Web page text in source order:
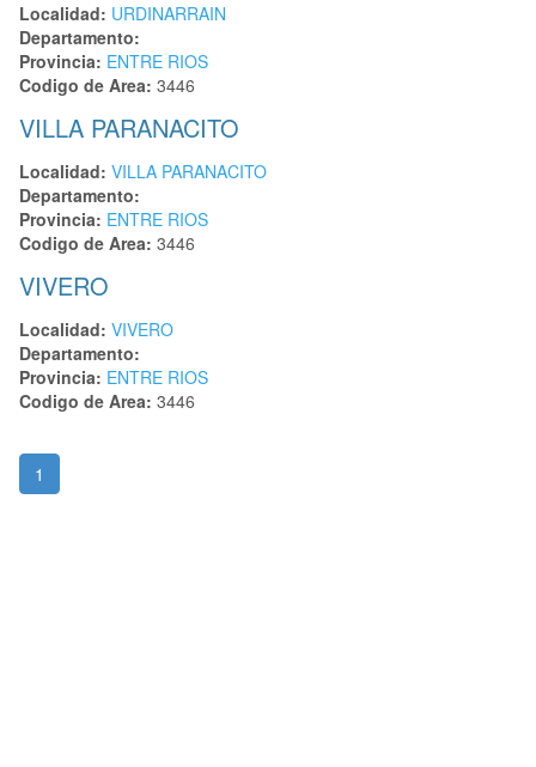
Localidad: URDINARRAIN
Departamento:
Provincia: ENTRE RIOS
Codigo de Area: 3446
VILLA PARANACITO
Localidad: VILLA PARANACITO
Departamento:
Provincia: ENTRE RIOS
Codigo de Area: 3446
VIVERO
Localidad: VIVERO
Departamento:
Provincia: ENTRE RIOS
Codigo de Area: 3446
1